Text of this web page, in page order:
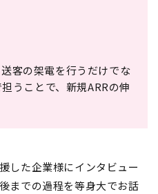
客の架電を行うだけでな
うことで、新規ARRの伸
した企業様にインタビュー
までの過程を等身大でお話